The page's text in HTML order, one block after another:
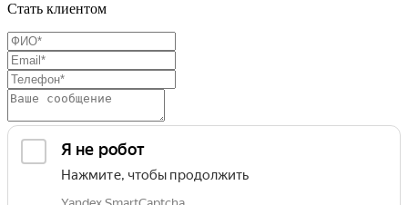
Стать клиентом